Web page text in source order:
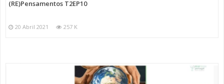
(RE)Pensamentos T2EP10
20 Abril 2021 257 K